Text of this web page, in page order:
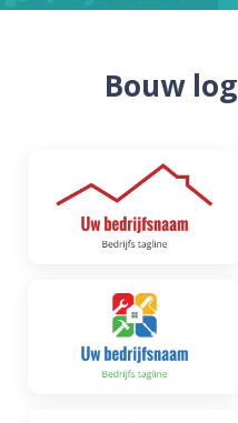
Bouw